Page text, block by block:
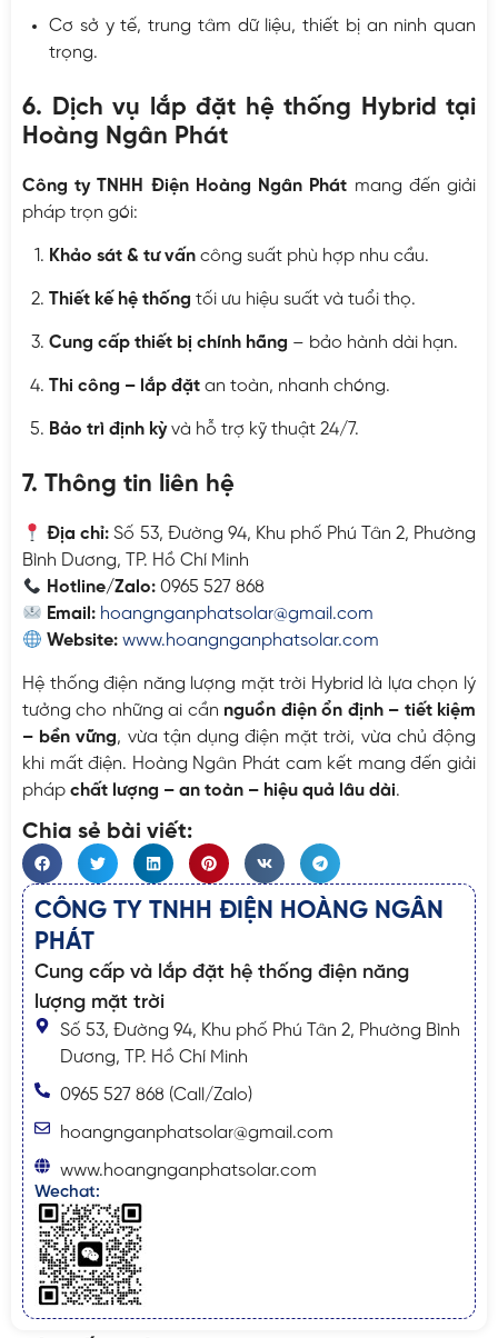
Cơ sở y tế, trung tâm dữ liệu, thiết bị an ninh quan
trọng.
6. Dịch vụ lắp đặt hệ thống Hybrid tại
Hoàng Ngân Phát
Công ty TNHH Điện Hoàng Ngân Phát mang đến giải
pháp trọn gói:
Khảo sát & tư vấn công suất phù hợp nhu cầu.
Thiết kế hệ thống tối ưu hiệu suất và tuổi thọ.
Cung cấp thiết bị chính hãng – bảo hành dài hạn.
Thi công – lắp đặt an toàn, nhanh chóng.
Bảo trì định kỳvà hỗ trợ kỹ thuật 24/7.
7. Thông tin liên hệ
Địa chỉ: Số 53, Đường 94, Khu phố Phú Tân 2, Phường
Bình Dương, TP. Hồ Chí Minh
Hotline/Zalo: 0965 527 868
Email: hoangnganphatsolar@gmail.com
Website: www.hoangnganphatsolar.com
Hệ thống điện năng lượng mặt trời Hybrid là lựa chọn lý
tưởng cho những ai cần nguồn điện ổn định – tiết kiệm
– bền vững, vừa tận dụng điện mặt trời, vừa chủ động
khi mất điện. Hoàng Ngân Phát cam kết mang đến giải
pháp chất lượng – an toàn – hiệu quả lâu dài.
Chia sẻ bài viết:
CÔNG TY TNHH ĐIỆN HOÀNG NGÂN
PHÁT
Cung cấp và lắp đặt hệ thống điện năng
lượng mặt trời
Số 53, Đường 94, Khu phố Phú Tân 2, Phường Bình
Dương, TP. Hồ Chí Minh
0965 527 868 (Call/Zalo)
hoangnganphatsolar@gmail.com
www.hoangnganphatsolar.com
Wechat: